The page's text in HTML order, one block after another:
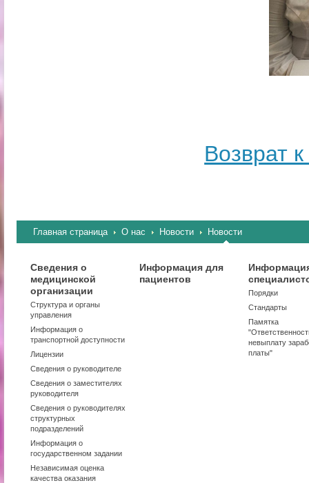
Возврат к
Главная страница О нас Новости Новости
Сведения о
медицинской
организации
Структура и органы
управления
Информация о
транспортной доступности
Лицензии
Сведения о руководителе
Сведения о заместителях
руководителя
Сведения о руководителях
структурных
подразделений
Информация о
государственном задании
Независимая оценка
качества оказания
Информация для
пациентов
Порядки
Стандарты
Памятка
невыплату
платы"